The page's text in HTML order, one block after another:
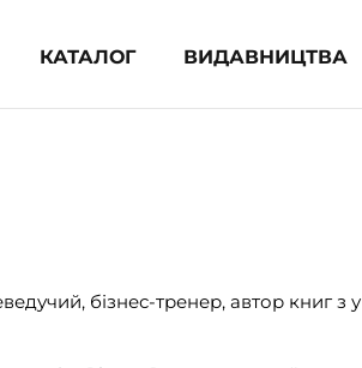
КАТАЛОГ ВИДАВНИЦТВА
(1015)
бізнес-тренер, автор книг з